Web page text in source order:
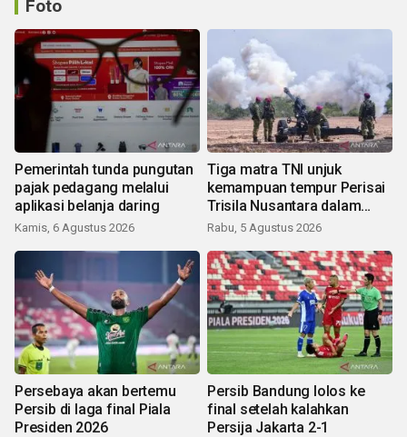
Foto
Pemerintah tunda pungutan
pajak pedagang melalui
aplikasi belanja daring
Kamis, 6 Agustus 2026
Tiga matra TNI unjuk
kemampuan tempur Perisai
Trisila Nusantara dalam
latihan di Kepri
Rabu, 5 Agustus 2026
Persebaya akan bertemu
Persib di laga final Piala
Presiden 2026
Persib Bandung lolos ke
final setelah kalahkan
Persija Jakarta 2-1